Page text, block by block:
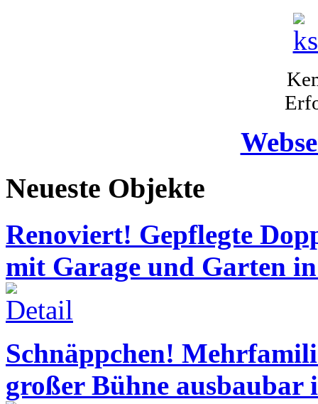
Neueste Objekte
Renoviert! Gepflegte
mit Garage und Garten
Schnäppchen!
großer Bühne ausbaubar